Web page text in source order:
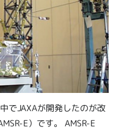
でJAXAが開発したのが改
E）です。 AMSR-E